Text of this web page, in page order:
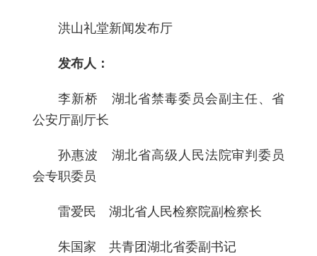
洪山礼堂新闻发布厅
发布人：
李新桥 湖北省禁毒委员会副主任、省
公安厅副厅长
孙惠波 湖北省高级人民法院审判委员
会专职委员
雷爱民 湖北省人民检察院副检察长
朱国家 共青团湖北省委副书记